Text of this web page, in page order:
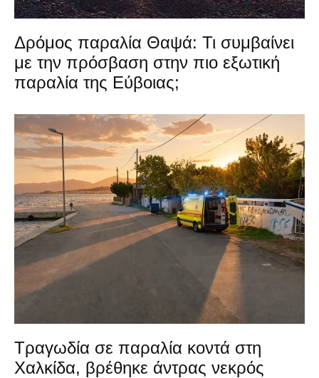
Δρόμος παραλία Θαψά: Τι συμβαίνει
με την πρόσβαση στην πιο εξωτική
παραλία της Εύβοιας;
Τραγωδία σε παραλία κοντά στη
Χαλκίδα, βρέθηκε άντρας νεκρός